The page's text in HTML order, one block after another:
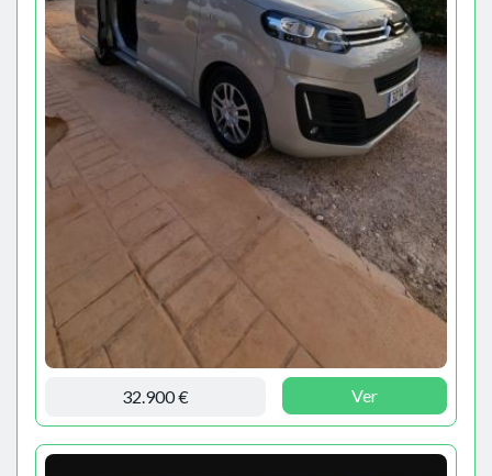
32.900 € Ver